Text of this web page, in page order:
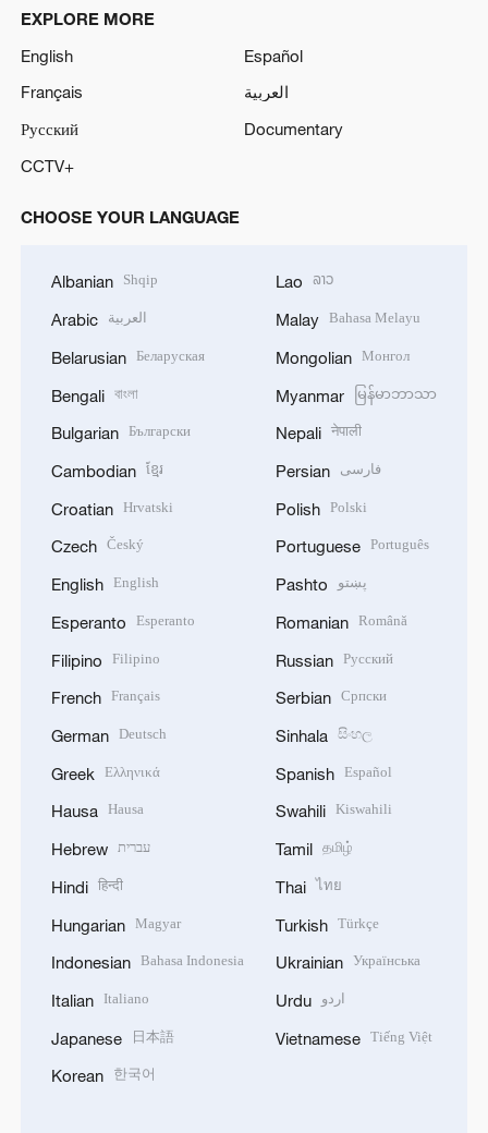
EXPLORE MORE
English
Español
Français
العربية
Русский
Documentary
CCTV+
CHOOSE YOUR LANGUAGE
Albanian Shqip
Arabic العربية
Belarusian Беларуская
Bengali বাংলা
Bulgarian Български
Cambodian ខ្មែរ
Croatian Hrvatski
Czech Český
English English
Esperanto Esperanto
Filipino Filipino
French Français
German Deutsch
Greek Ελληνικά
Hausa Hausa
Hebrew עברית
Hindi हिन्दी
Hungarian Magyar
Indonesian Bahasa Indonesia
Italian Italiano
Japanese 日本語
Korean 한국어
Lao ລາວ
Malay Bahasa Melayu
Mongolian Монгол
Myanmar မြန်မာဘာသာ
Nepali नेपाली
Persian فارسی
Polish Polski
Portuguese Português
Pashto پښتو
Romanian Română
Russian Русский
Serbian Српски
Sinhala සිංහල
Spanish Español
Swahili Kiswahili
Tamil தமிழ்
Thai ไทย
Turkish Türkçe
Ukrainian Українська
Urdu اردو
Vietnamese Tiếng Việt